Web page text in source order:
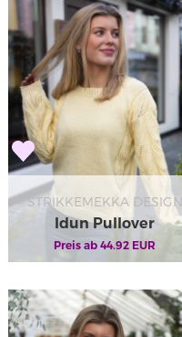
STRIKKEMEKKA DESIGN
Idun Pullover
Preis ab 44.92 EUR